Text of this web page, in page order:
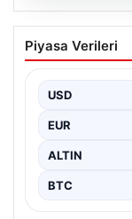
06.08.2026
Transfer
Burhan
Piyasa Verileri
USD
EUR
ALTIN
BTC